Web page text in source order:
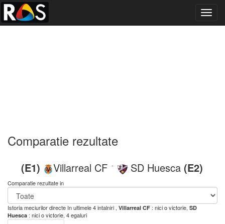
Comparatie rezultate
(E1) Villarreal CF - SD Huesca (E2)
Comparatie rezultate in
Istoria meciurilor directe In ultimele 4 intalniri , Villarreal CF : nici o victorie, SD
Huesca : nici o victorie, 4 egaluri